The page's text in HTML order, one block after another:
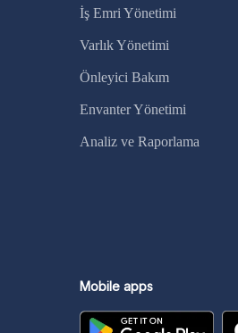
İş Emri Yönetimi
Varlık Yönetimi
Önleyici Bakım
Envanter Yönetimi
Analiz ve Raporlama
Mobile apps